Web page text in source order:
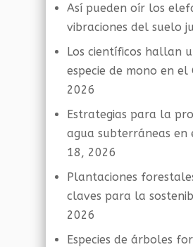
Así pueden oír los
vibraciones del suelo
Los científicos hallan
especie de mono en el
2026
Estrategias para la
agua subterráneas en
18, 2026
Plantaciones
claves para la
2026
Especies de árboles